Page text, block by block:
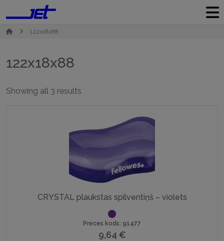
122x18x88
122x18x88
Showing all 3 results
CRYSTAL plaukstas spilventiņš – violets
Preces kods: 91477
9,64 €